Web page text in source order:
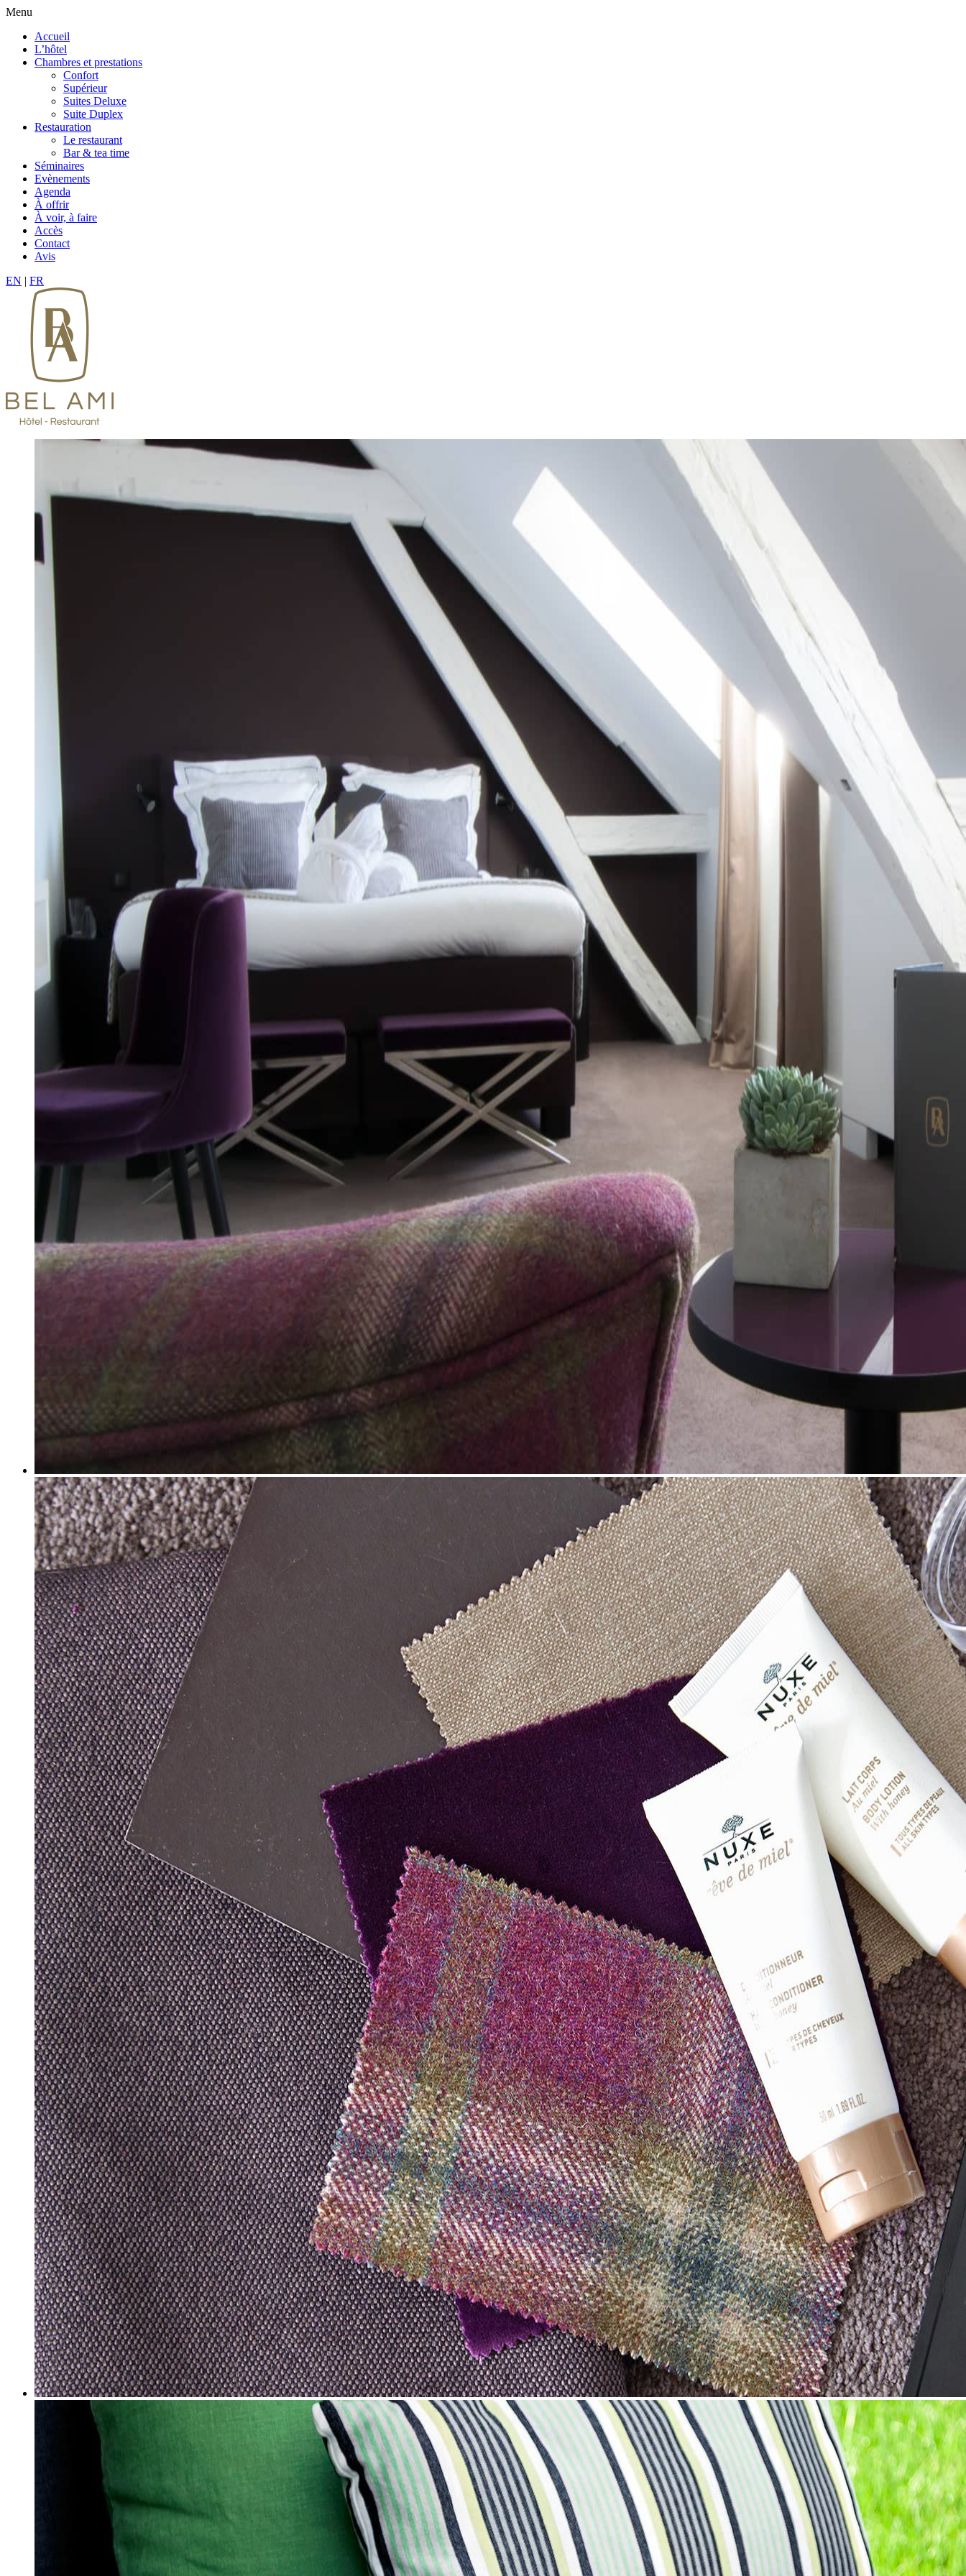
Menu
Accueil
L’hôtel
Chambres et prestations
Confort
Supérieur
Suites Deluxe
Suite Duplex
Restauration
Le restaurant
Bar & tea time
Séminaires
Evènements
Agenda
À offrir
À voir, à faire
Accès
Contact
Avis
EN | FR